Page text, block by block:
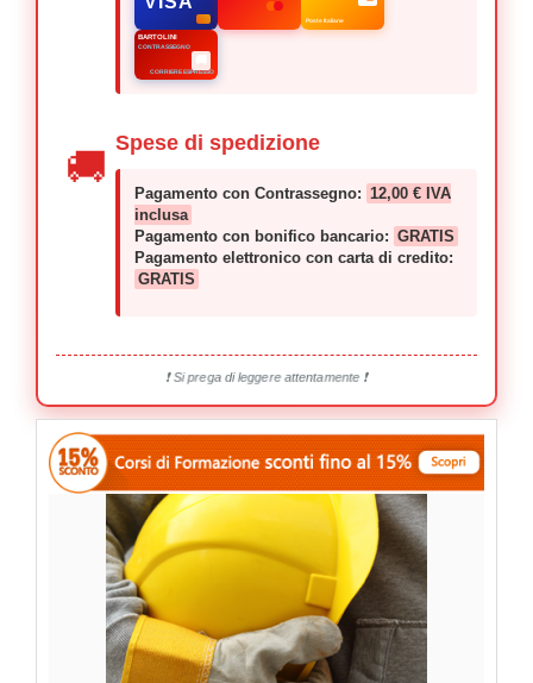
Poste Italiane
BARTOLINI
CONTRASSEGNO
CORRIERE ESPRESSO
🚚
🚚
Spese di spedizione
Pagamento con Contrassegno: 12,00 € IVA
inclusa
Pagamento con bonifico bancario: GRATIS
Pagamento elettronico con carta di credito:
GRATIS
❗ Si prega di leggere attentamente ❗